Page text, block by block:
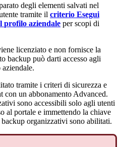
degli elementi salvati nel
tramite il criterio Esegui
profilo aziendale per scopi di
licenziato e non fornisce la
backup può darti accesso agli
aziendale.
tramite i criteri di sicurezza e
con un abbonamento Advanced.
sono accessibili solo agli utenti
al portale e immettendo la chiave
backup organizzativi sono abilitati.